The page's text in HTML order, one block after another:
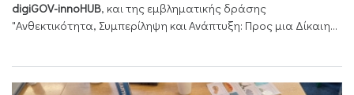
digiGOV-innoHUB, και της εμβληματικής δράσης
"Ανθεκτικότητα, Συμπερίληψη και Ανάπτυξη: Προς μια Δίκαιη...